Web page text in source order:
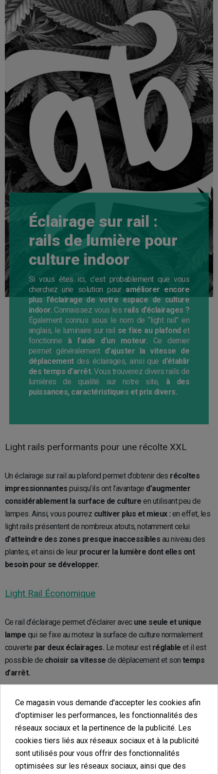
Éclairage sur rail :
rails de lumière pour
culture indoor
Si vous êtes ici, c’est probablement que vous
cherchez une solution pour améliorer encore
plus l’éclairage de votre espace de culture
indoor. Connaissez vous les rails d’éclairages ?
Également connus sous le nom de “light rail” en
anglais, le luminaire sur rail se fixe au plafond et
fonctionne à l’aide d’un moteur. Ce dernier
permet généralement d’ajuster la vitesse de
déplacementdes éclairages, ainsi que d’établir
des temps d’arrêt. Vous trouverez divers rails de
lumières de qualité sur notre site, à des
puissances, caractéristiques et prix divers.
Light rails performants pour une récolte XXL
Un éclairage sur rail au plafond permet d’obtenir des récoltes
impressionnantes puisqu’ils ont l’avantage d’augmenter
considérablement la surface de culture en utilisant peu de
lampes. Ainsi, vous pourrez cultiver plus et mieux : en effet, les
light rails présentent de nombreux atouts, notamment celui
d’atteindre des zones presque inaccessibles au niveau des
plantes, et ainsi de leur procurer la lumière dont elles ont
besoin pour se développer.
Light Rail Économique
Ce rail d’éclairage permet d’éclairer avecune seule et unique
lampe qui se fixe au moteur la surface de culture normalement
couverte par deux éclairages. Le moteur est réglable et il est
possible de choisir sa vitesse de déplacement et son temps
d’arrêt.
Light Rail 4.0 Intelli Drive
Light Rail 4.0 Intelli Driveinclut un moteurcapable de
supporterjusqu’à 22 kg,dont on peutchoisir la vitessede
déplacement et letemps d’arrêt. Avec ses1,8 m de long
y ajoutant desspots de 600 W,on peut couvrir une superficie de
Ce magasin vous demande d'accepter les cookies afin
d'optimiser les performances, les fonctionnalités des
réseaux sociaux et la pertinence de la publicité. Les
cookies tiers liés aux réseaux sociaux et à la publicité
sont utilisés pour vous offrir des fonctionnalités
optimisées sur les réseaux sociaux, ainsi que des